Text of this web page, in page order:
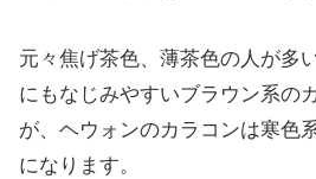
元々焦げ茶色、薄茶色の人が多
にもなじみやすいブラウン系の
が、ヘウォンのカラコンは寒色
になります。